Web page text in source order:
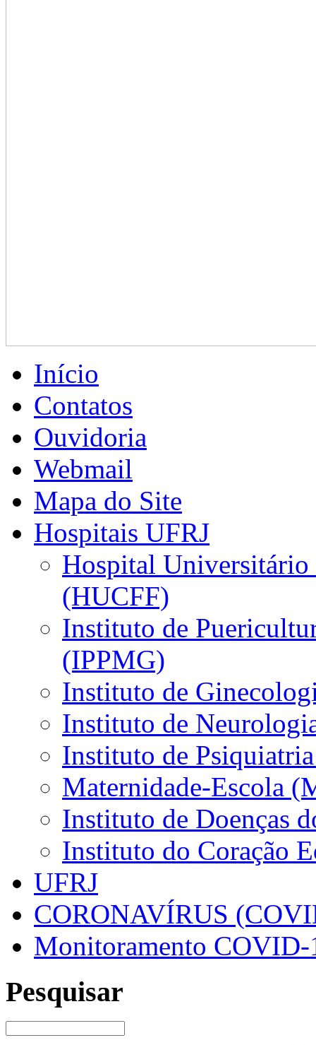
Início
Contatos
Ouvidoria
Webmail
Mapa do Site
Hospitais UFRJ
Hospital
(HUCFF)
Instituto de
(IPPMG)
Instituto de
Instituto de
Instituto de
Maternidade-Escola
Instituto de Doenças
Instituto do Coração
UFRJ
CORONAVÍRUS
Monitoramento COVID-
Pesquisar